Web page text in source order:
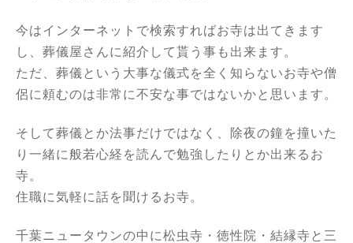
今はインターネットで検索すればお寺は出てきます
し、葬儀屋さんに紹介して貰う事も出来ます。
ただ、葬儀という大事な儀式を全く知らないお寺や僧
侶に頼むのは非常に不安な事ではないかと思います。
そして葬儀とか法事だけではなく、除夜の鐘を撞いた
り 一緒に般若心経を読んで勉強したりとか出来るお
寺。
住職に気軽に話を聞けるお寺。
千葉ニュータウンの中に松虫寺・徳性院・結縁寺と三